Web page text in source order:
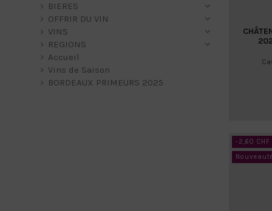
-2,60 CHF
BIERES
OFFRIR DU VIN
VINS
REGIONS
Accueil
Vins de Saison
BORDEAUX PRIMEURS 2025